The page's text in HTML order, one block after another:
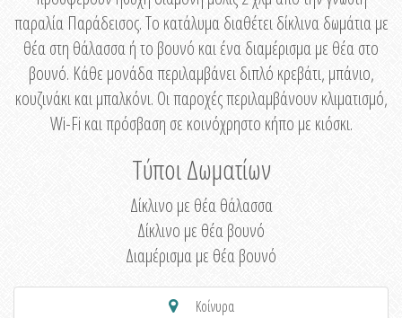
παραλία Παράδεισος. Το κατάλυμα διαθέτει δίκλινα δωμάτια με
θέα στη θάλασσα ή το βουνό και ένα διαμέρισμα με θέα στο
βουνό. Κάθε μονάδα περιλαμβάνει διπλό κρεβάτι, μπάνιο,
κουζινάκι και μπαλκόνι. Οι παροχές περιλαμβάνουν κλιματισμό,
Wi-Fi και πρόσβαση σε κοινόχρηστο κήπο με κιόσκι.
Τύποι Δωματίων
Δίκλινο με θέα θάλασσα
Δίκλινο με θέα βουνό
Διαμέρισμα με θέα βουνό
Κοίνυρα